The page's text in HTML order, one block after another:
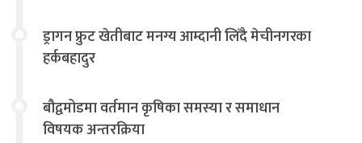
ड्रागन फ्रुट खेतीबाट मनग्य आम्दानी लिँदै मेचीनगरका
हर्कबहादुर
बौद्वमोडमा वर्तमान कृषिका समस्या र समाधान
विषयक अन्तरक्रिया